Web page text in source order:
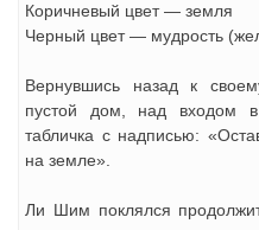
Коричневый цвет — земля
Черный цвет — мудрость
Вернувшись назад к
пустой дом, над входом в
табличка с надписью:
на земле».
Ли Шим поклялся